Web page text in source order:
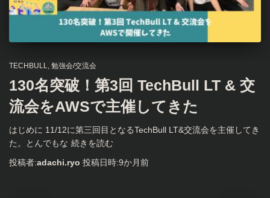
TECHBULL 勉強会/交流会
130名突破！第3回 TechBull LT & 交
流会をAWSで主催してきた
はじめに 11/12に第三回目となるTechBull LT&交流会を主催してき
た。とんでもな 続きを読む
投稿者:adachi.ryo 投稿日時:9か月前